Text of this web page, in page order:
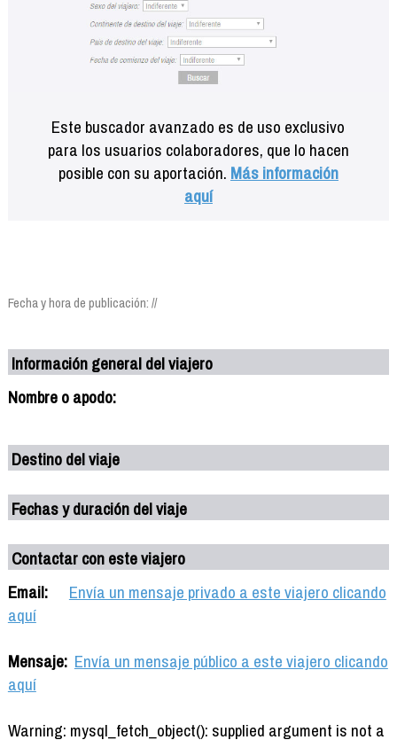
Este buscador avanzado es de uso exclusivo
para los usuarios colaboradores, que lo hacen
posible con su aportación. Más información
aquí
Fecha y hora de publicación: //
Información general del viajero
Nombre o apodo:
Destino del viaje
Fechas y duración del viaje
Contactar con este viajero
Email:
Envía un mensaje privado a este viajero clicando
aquí
Mensaje: Envía un mensaje público a este viajero clicando
aquí
Warning: mysql_fetch_object(): supplied argument is not a